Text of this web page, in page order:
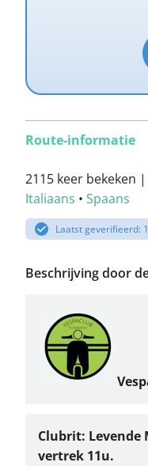
Route-informatie
2115 keer bekeken |
Italiaans • Spaans
Laatst geverifieerd:
Beschrijving door
Clubrit: Levende
vertrek 11u.